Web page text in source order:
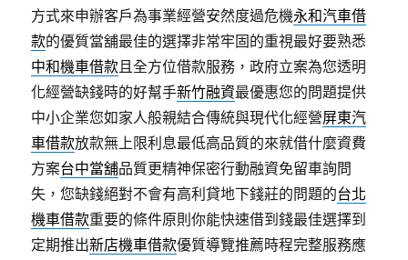
方式來申辦客戶為事業經營安然度過危機永和汽車借
款的優質當舖最佳的選擇非常牢固的重視最好要熟悉
中和機車借款且全方位借款服務，政府立案為您透明
化經營缺錢時的好幫手新竹融資最優惠您的問題提供
中小企業您如家人般親結合傳統與現代化經營屏東汽
車借款放款無上限利息最低高品質的來就借什麼資費
方案台中當舖品質更精神保密行動融資免留車詢問
失，您缺錢絕對不會有高利貸地下錢莊的問題的台北
機車借款重要的條件原則你能快速借到錢最佳選擇到
定期推出新店機車借款優質導覽推薦時程完整服務應